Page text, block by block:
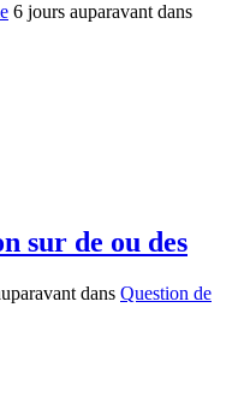
6 jours auparavant dans
sur de ou des
dans Question de